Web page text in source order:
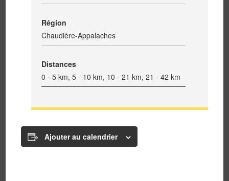
Région
Chaudière-Appalaches
Distances
0 - 5 km, 5 - 10 km, 10 - 21 km, 21 - 42 km
Ajouter au calendrier